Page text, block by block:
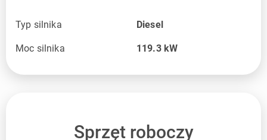
Typ silnika Diesel
Moc silnika 119.3 kW
Sprzęt roboczy